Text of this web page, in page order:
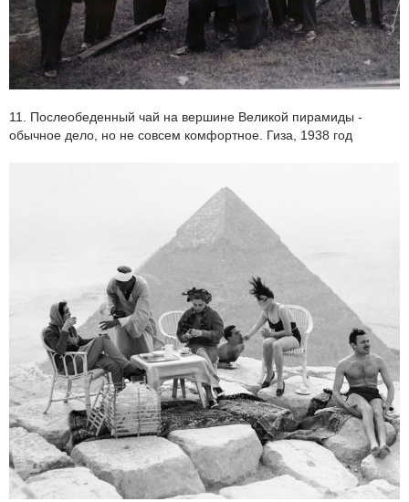
11. Послеобеденный чай на вершине Великой пирамиды -
обычное дело, но не совсем комфортное. Гиза, 1938 год